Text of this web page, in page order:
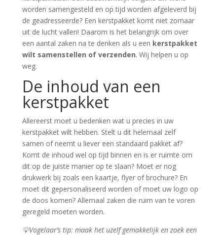
worden samengesteld en op tijd worden afgeleverd bij
de geadresseerde? Een kerstpakket komt niet zomaar
uit de lucht vallen! Daarom is het belangrijk om over
een aantal zaken na te denken als u een kerstpakket
wilt samenstellen of verzenden. Wij helpen u op
weg.
De inhoud van een
kerstpakket
Allereerst moet u bedenken wat u precies in uw
kerstpakket wilt hebben. Stelt u dit helemaal zelf
samen of neemt u liever een standaard pakket af?
Komt de inhoud wel op tijd binnen en is er ruimte om
dit op de juiste manier op te slaan? Moet er nog
drukwerk bij zoals een kaartje, flyer of brochure? En
moet dit gepersonaliseerd worden of moet uw logo op
de doos komen? Allemaal zaken die ruim van te voren
geregeld moeten worden.
💡Vogelaar’s tip: maak het uzelf gemakkelijk en zoek een